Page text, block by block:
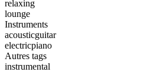
relaxing
lounge
Instruments
acousticguitar
electricpiano
Autres tags
instrumental